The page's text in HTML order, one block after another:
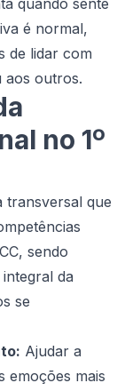
quando sente
é normal,
de lidar com
aos outros.
no 1º
transversal que
sendo
da
se
Ajudar a
emoções mais